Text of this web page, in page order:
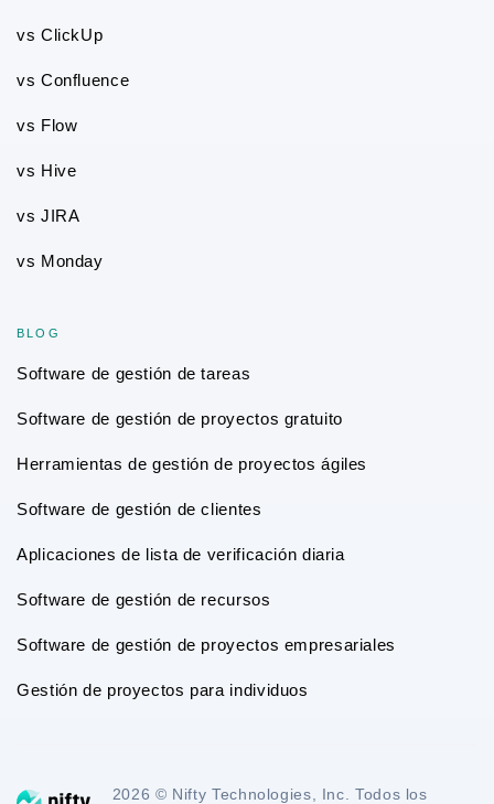
vs ClickUp
vs Confluence
vs Flow
vs Hive
vs JIRA
vs Monday
BLOG
Software de gestión de tareas
Software de gestión de proyectos gratuito
Herramientas de gestión de proyectos ágiles
Software de gestión de clientes
Aplicaciones de lista de verificación diaria
Software de gestión de recursos
Software de gestión de proyectos empresariales
Gestión de proyectos para individuos
2026 © Nifty Technologies, Inc. Todos los